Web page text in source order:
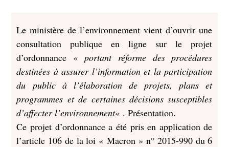
Le ministère de l’environnement vient d’ouvrir une
consultation publique en ligne sur le projet
d’ordonnance «portant réforme des procédures
destinées à assurer l’information et la participation
du public à l’élaboration de projets, plans et
programmes et de certaines décisions susceptibles
d’affecter l’environnement« . Présentation.
Ce projet d’ordonnance a été pris en application de
l’article 106 de la loi « Macron » n° 2015-990 du 6